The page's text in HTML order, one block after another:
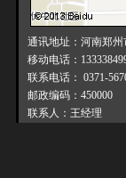
通讯地址：河南郑
移动电话：
联系电话： 0371-
邮政编码：450000
联系人：王经理